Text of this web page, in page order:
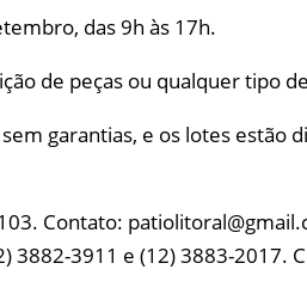
das 9h às 17h.
de peças ou qualquer tipo
garantias, e os lotes estão
Contato:
3882-3911 e (12) 3883-2017.